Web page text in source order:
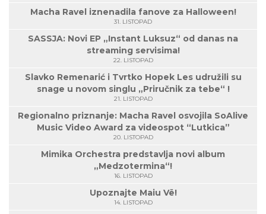
Macha Ravel iznenadila fanove za Halloween!
31. LISTOPAD
SASSJA: Novi EP „Instant Luksuz“ od danas na
streaming servisima!
22. LISTOPAD
Slavko Remenarić i Tvrtko Hopek Les udružili su
snage u novom singlu „Priručnik za tebe“ !
21. LISTOPAD
Regionalno priznanje: Macha Ravel osvojila SoAlive
Music Video Award za videospot “Lutkica”
20. LISTOPAD
Mimika Orchestra predstavlja novi album
„Medzotermina“!
16. LISTOPAD
Upoznajte Maiu Vë!
14. LISTOPAD